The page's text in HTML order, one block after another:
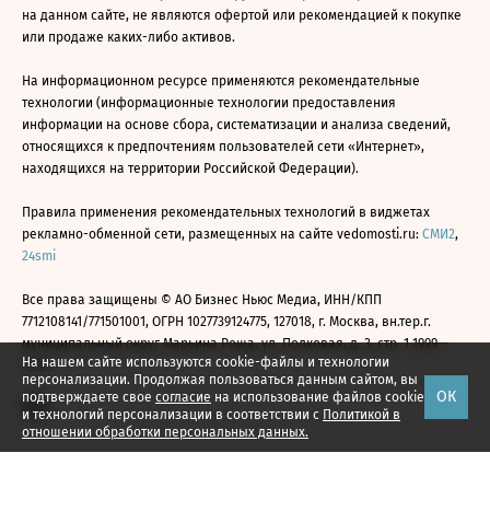
На нашем сайте используются cookie-файлы и технологии
персонализации. Продолжая пользоваться данным сайтом, вы
подтверждаете свое согласие на использование файлов cookie
и технологий персонализации в соответствии с Политикой в
отношении обработки персональных данных.
ОК
на данном сайте, не являются офертой или рекомендацией к покупке
или продаже каких-либо активов.
На информационном ресурсе применяются рекомендательные
технологии (информационные технологии предоставления
информации на основе сбора, систематизации и анализа сведений,
относящихся к предпочтениям пользователей сети «Интернет»,
находящихся на территории Российской Федерации).
Правила применения рекомендательных технологий в виджетах
рекламно-обменной сети, размещенных на сайте vedomosti.ru: СМИ2,
24smi
Все права защищены © АО Бизнес Ньюс Медиа, ИНН/КПП
7712108141/771501001, ОГРН 1027739124775, 127018, г. Москва, вн.тер.г.
муниципальный округ Марьина Роща, ул. Полковая, д. 3, стр. 1 1999—
2026